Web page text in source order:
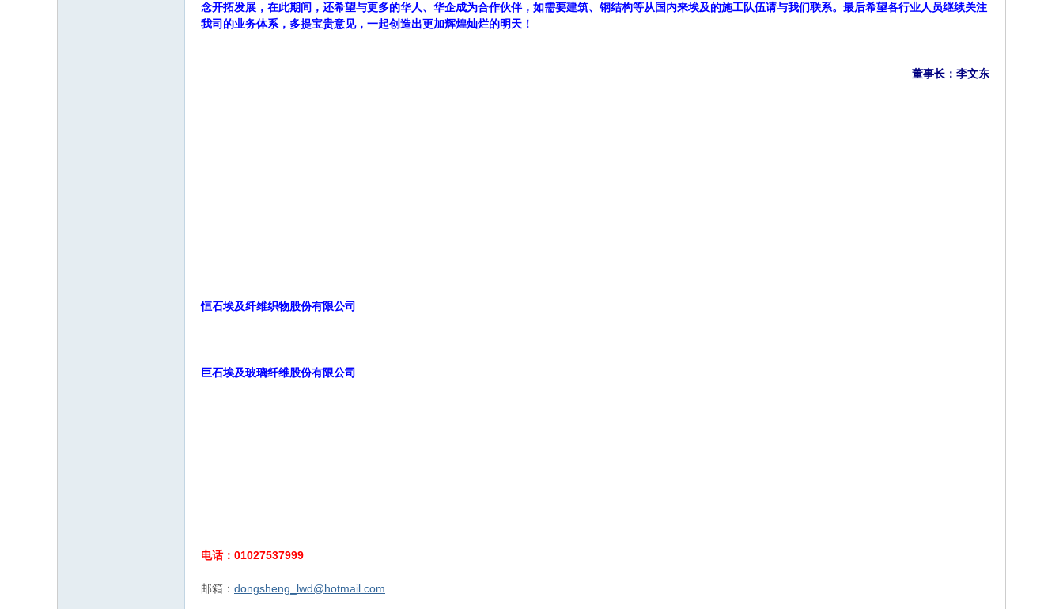
念开拓发展，在此期间，还希望与更多的华人、华企成为合作伙伴，如需要建筑、钢结构等从国内来埃及的施工队伍请与我们联系。最后希望各行业人员继续关注
我司的业务体系，多提宝贵意见，一起创造出更加辉煌灿烂的明天！
董事长：李文东
恒石埃及纤维织物股份有限公司
巨石埃及玻璃纤维股份有限公司
电话：01027537999
邮箱： dongsheng_lwd@hotmail.com